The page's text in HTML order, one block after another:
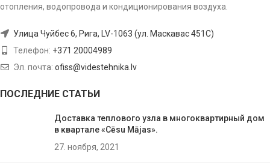
отопления, водопровода и кондиционирования воздуха.
Улица Чуйбес 6, Рига, LV-1063 (ул. Маскавас 451C)
Телефон: +371 20004989
Эл. почта: ofiss@videstehnika.lv
ПОСЛЕДНИЕ СТАТЬИ
Доставка теплового узла в многоквартирный дом
в квартале «Cēsu Mājas».
27. ноября, 2021